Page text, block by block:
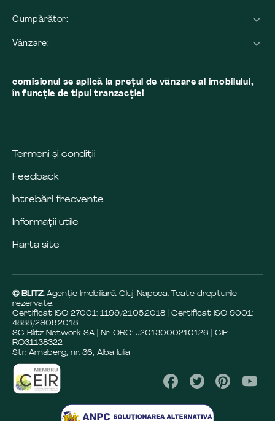
Cumpărător:
Vânzare:
comisionul se aplică la preţul de vânzare al imobilului,
în funcţie de tipul tranzacţiei
Termeni și condiții
Feedback
Întrebări frecvente
Informații utile
Harta site
© BLITZ. Agenție Imobiliară Cluj-Napoca. Toate drepturile
rezervate.
Certificat ISO 27001: 1199/21.05.2018 | Certificat ISO 9001:
4888/29.08.2018
SC Blitz Network SA | Nr. ORC: J2013000210126 | CIF:
RO31138322
Str. Arnsberg, nr. 36, Alba Iulia